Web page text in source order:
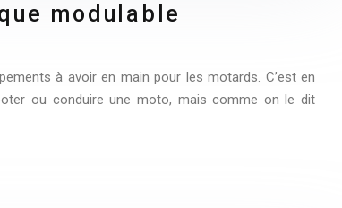
modulable
à avoir en main pour les motards. C’est en
ou conduire une moto, mais comme on le dit